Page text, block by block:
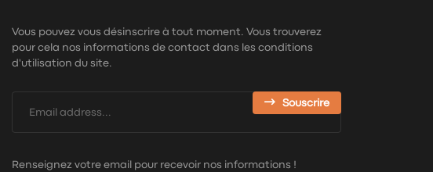
Vous pouvez vous désinscrire à tout moment. Vous trouverez
pour cela nos informations de contact dans les conditions
d'utilisation du site.
Souscrire
Renseignez votre email pour recevoir nos informations !